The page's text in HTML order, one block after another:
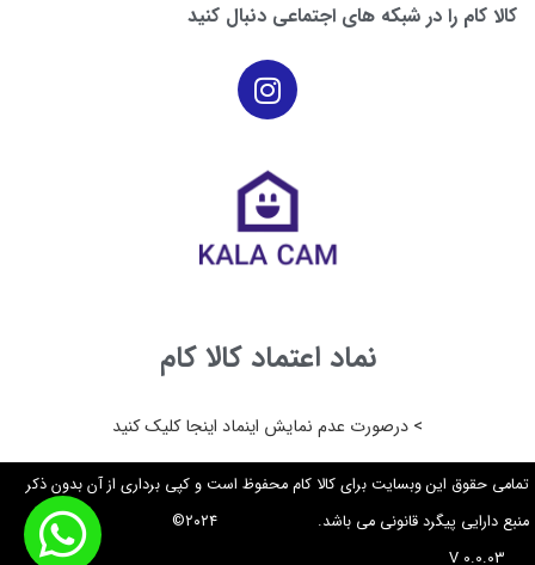
کالا کام را در شبکه های اجتماعی دنبال کنید
نماد اعتماد کالا کام
> درصورت عدم نمایش اینماد اینجا کلیک کنید
تمامی حقوق این وبسایت برای کالا کام محفوظ است و کپی برداری از آن بدون ذکر
منبع دارایی پیگرد قانونی می باشد. ۲۰۲۴©